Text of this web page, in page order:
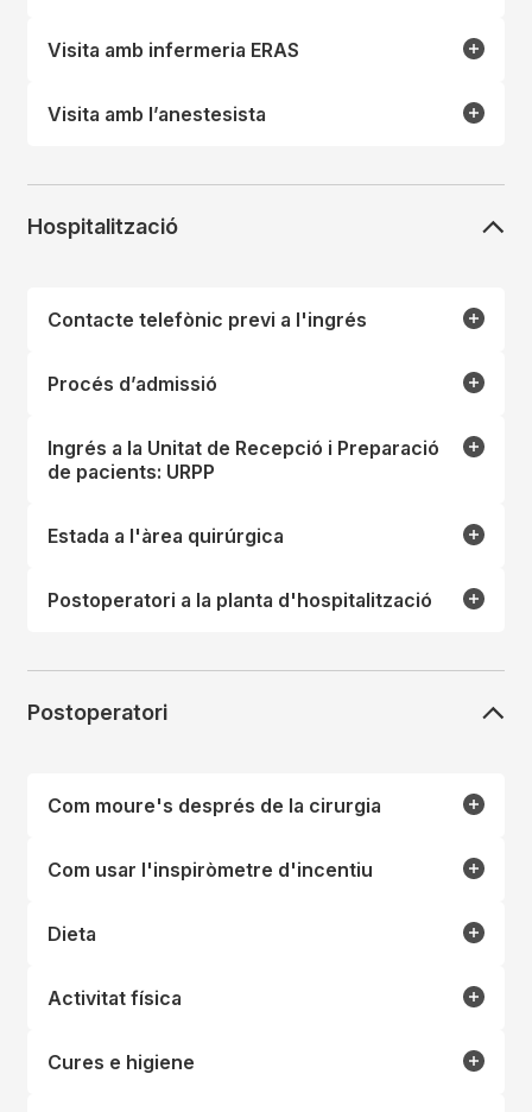
Visita amb infermeria ERAS
Visita amb l’anestesista
Hospitalització
Contacte telefònic previ a l'ingrés
Procés d’admissió
Ingrés a la Unitat de Recepció i Preparació
de pacients: URPP
Estada a l'àrea quirúrgica
Postoperatori a la planta d'hospitalització
Postoperatori
Com moure's després de la cirurgia
Com usar l'inspiròmetre d'incentiu
Dieta
Activitat física
Cures e higiene